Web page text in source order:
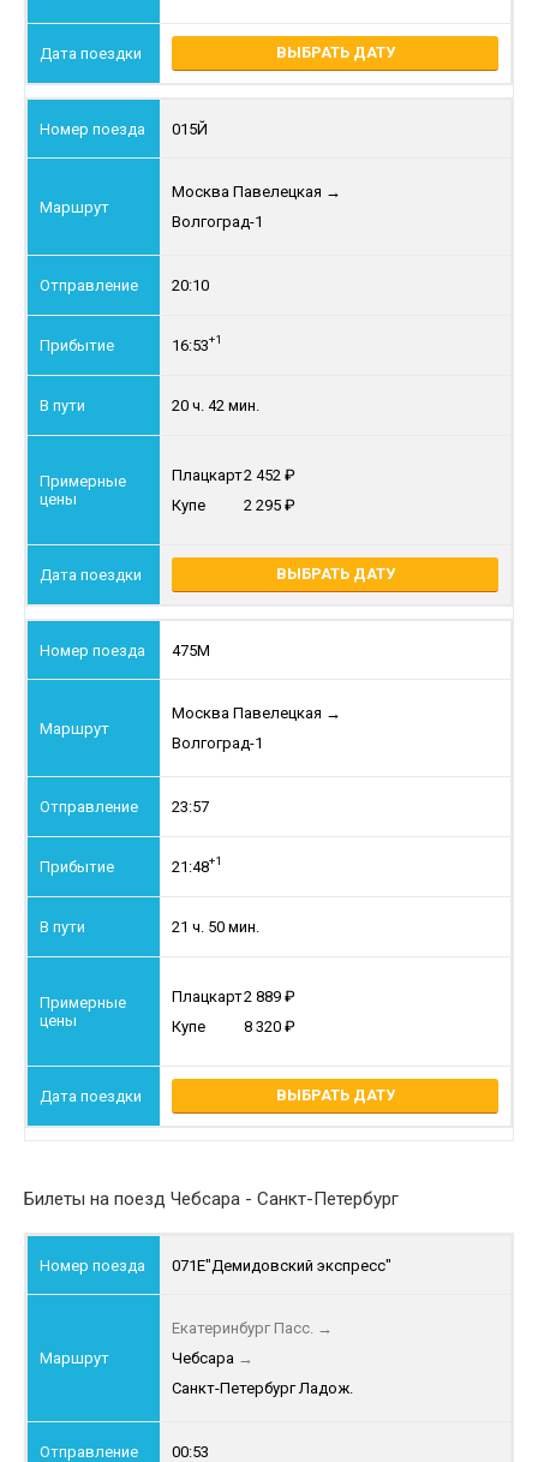
ВЫБРАТЬ ДАТУ
015Й
Москва Павелецкая →
Волгоград-1
20:10
16:53+1
20 ч. 42 мин.
Плацкарт2 452
Купе
2 295
ВЫБРАТЬ ДАТУ
475М
Москва Павелецкая →
Волгоград-1
23:57
21:48+1
21 ч. 50 мин.
Плацкарт2 889
Купе
8 320
ВЫБРАТЬ ДАТУ
Билеты на поезд Чебсара - Санкт-Петербург
071Е"Демидовский экспресс"
Екатеринбург Пасс. →
Чебсара →
Санкт-Петербург Ладож.
00:53